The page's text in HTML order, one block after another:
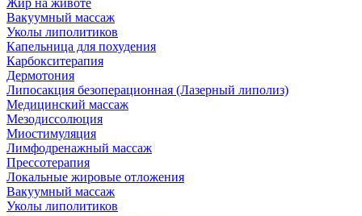
Жир на животе
Вакуумный массаж
Уколы липолитиков
Капельница для похудения
Карбокситерапия
Дермотония
Липосакция безоперационная (Лазерный липолиз)
Медицинский массаж
Мезодиссолюция
Миостимуляция
Лимфодренажный массаж
Прессотерапия
Локальные жировые отложения
Вакуумный массаж
Уколы липолитиков